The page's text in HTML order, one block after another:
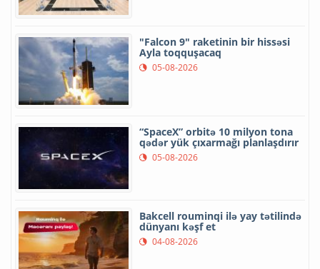
"Falcon 9" raketinin bir hissəsi
Ayla toqquşacaq
05-08-2026
“SpaceX” orbitə 10 milyon tona
qədər yük çıxarmağı planlaşdırır
05-08-2026
Bakcell rouminqi ilə yay tətilində
dünyanı kəşf et
04-08-2026